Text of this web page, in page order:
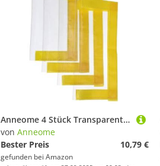
Anneome 4 Stück Transparente Köder-schutzhüllen Große PVC Köderaufbewahrungstaschen mit Leuchtend Gelben Kanten für Schnellen Zugriff Angelzubehör und Praktischen Schutz
von Anneome
Bester Preis
10,79 €
gefunden bei Amazon